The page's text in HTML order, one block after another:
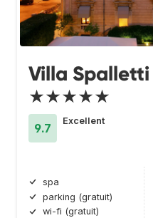
Villa Spalletti
★★★★★
9.7
Excellent
spa
parking (gratuit)
wi-fi (gratuit)